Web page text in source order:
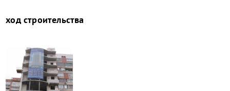
ход строительства